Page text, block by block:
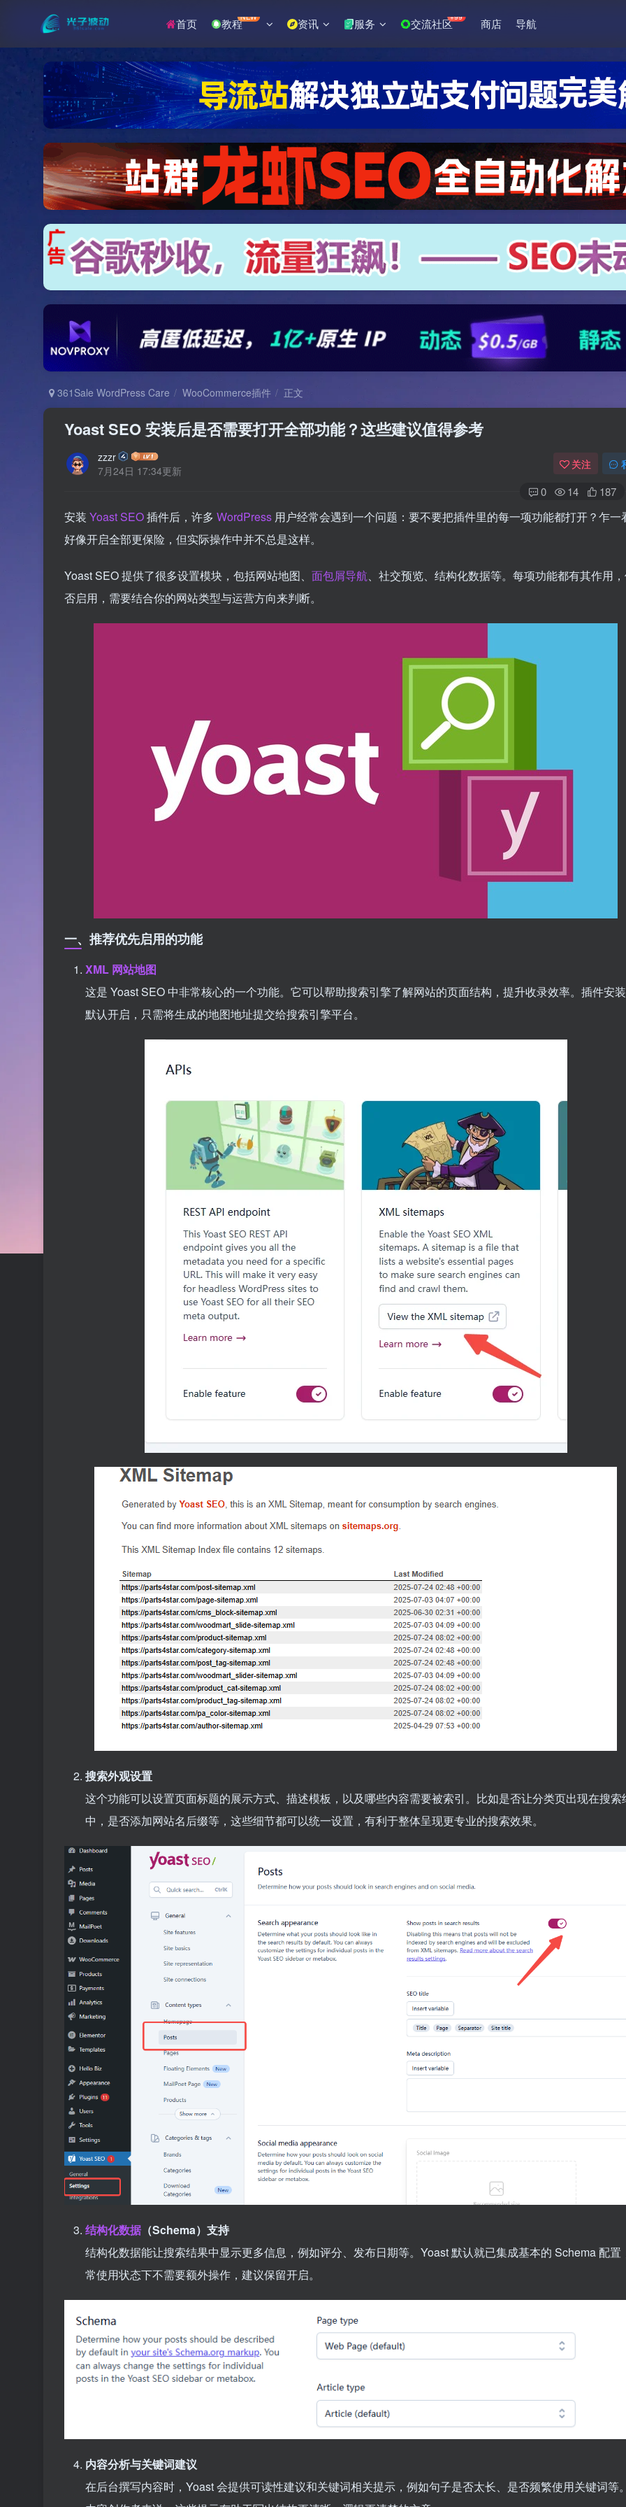
首页 教程NEW 资讯 服务 交流社区+99 商店 导航
361Sale WordPress Care WooCommerce插件 正文
Yoast SEO 安装后是否需要打开全部功能？这些建议值得参考
zzzr
7月24日 17:34更新
关注
0 14 187
安装 Yoast SEO插件后，许多 WordPress 用户经常会遇到一个问题：要不要把插件里的每一项功能都打开？乍一
好像开启全部更保险，但实际操作中并不总是这样。
Yoast SEO 提供了很多设置模块，包括网站地图、 面包屑导航、社交预览、结构化数据等。每项功能都有其作用
否启用，需要结合你的网站类型与运营方向来判断。
一、推荐优先启用的功能
XML 网站地图
这是 Yoast SEO 中非常核心的一个功能。它可以帮助搜索引擎了解网站的页面结构，提升收录效率。插件安
默认开启，只需将生成的地图地址提交给搜索引擎平台。
搜索外观设置
这个功能可以设置页面标题的展示方式、描述模板，以及哪些内容需要被索引。比如是否让分类页出现在搜索
中，是否添加网站名后缀等，这些细节都可以统一设置，有利于整体呈现更专业的搜索效果。
结构化数据（Schema）支持
结构化数据能让搜索结果中显示更多信息，例如评分、发布日期等。Yoast 默认就已集成基本的 Schema 配置
常使用状态下不需要额外操作，建议保留开启。
内容分析与关键词建议
在后台撰写内容时，Yoast 会提供可读性建议和关键词相关提示，例如句子是否太长、是否频繁使用关键词等